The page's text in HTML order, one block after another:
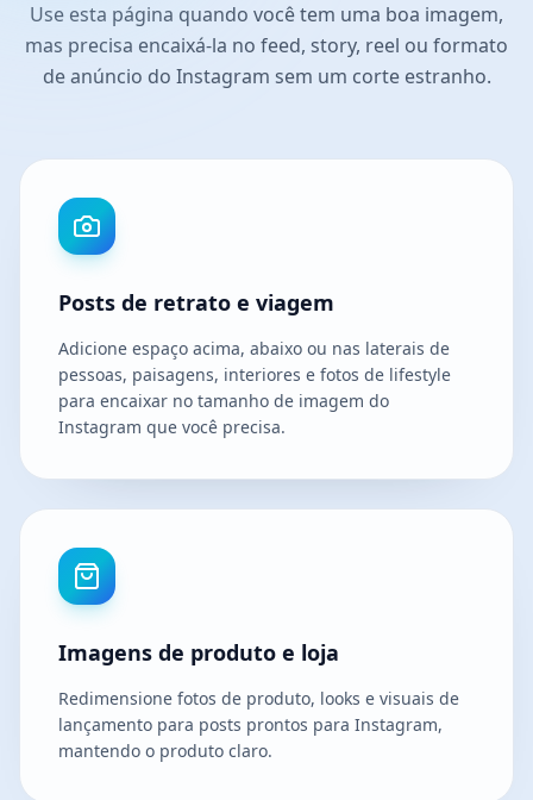
Use esta página quando você tem uma boa imagem,
mas precisa encaixá-la no feed, story, reel ou formato
de anúncio do Instagram sem um corte estranho.
Posts de retrato e viagem
Adicione espaço acima, abaixo ou nas laterais de
pessoas, paisagens, interiores e fotos de lifestyle
para encaixar no tamanho de imagem do
Instagram que você precisa.
Imagens de produto e loja
Redimensione fotos de produto, looks e visuais de
lançamento para posts prontos para Instagram,
mantendo o produto claro.